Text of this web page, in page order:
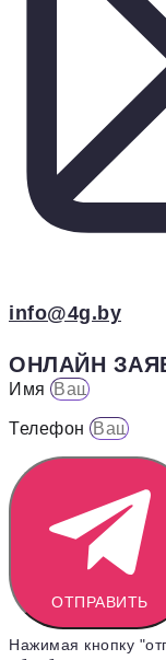
info@4g.by
ОНЛАЙН
Имя
Телефон
ОТПРАВИТЬ
Нажимая кнопку